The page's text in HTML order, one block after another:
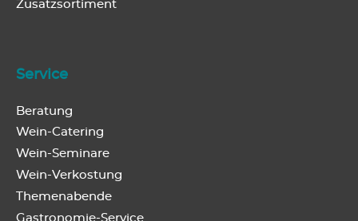
Zusatzsortiment
Service
Beratung
Wein-Catering
Wein-Seminare
Wein-Verkostung
Themenabende
Gastronomie-Service